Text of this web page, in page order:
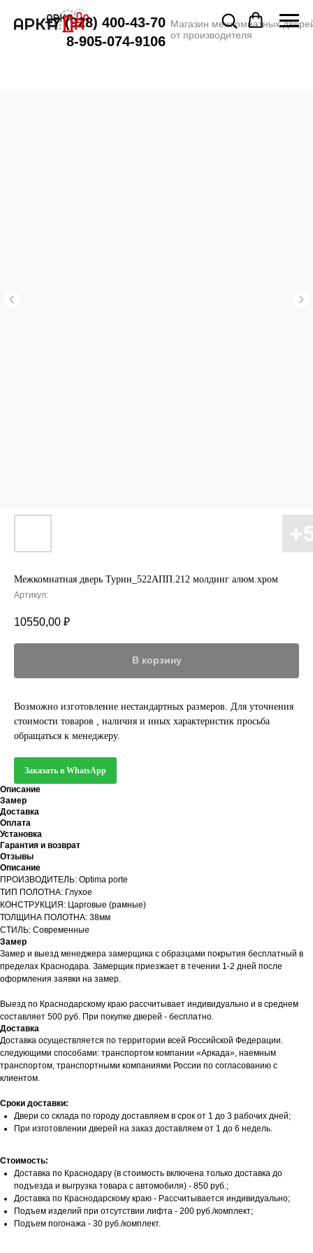
Магазин межкомнатных
от производителя
+7 (928) 400-43-70
8-905-074-9106
Межкомнатная дверь Турин_522AПП.212 молдинг алюм.хром
Артикул:
10550,00 ₽
В корзину
Возможно изготовление нестандартных размеров. Для уточнения
стоимости товаров , наличия и иных характеристик просьба
обращаться к менеджеру.
Заказать в WhatsApp
Описание
Замер
Доставка
Оплата
Установка
Гарантия и возврат
Отзывы
Описание
ПРОИЗВОДИТЕЛЬ: Optima porte
ТИП ПОЛОТНА: Глухое
КОНСТРУКЦИЯ: Царговые (рамные)
ТОЛЩИНА ПОЛОТНА: 38мм
СТИЛЬ: Современные
Замер
Замер и выезд менеджера замерщика с образцами покрытия бесплатный в
пределах Краснодара. Замерщик приезжает в течении 1-2 дней после
оформления заявки на замер.
Выезд по Краснодарскому краю рассчитывает индивидуально и в среднем
составляет 500 руб. При покупке дверей - бесплатно.
Доставка
Доставка осуществляется по территории всей Российской Федерации.
следующими способами: транспортом компании «Аркада», наемным
транспортом, транспортными компаниями России по согласованию с
клиентом.
Сроки доставки:
Двери со склада по городу доставляем в срок от 1 до 3 рабочих дней;
При изготовлении дверей на заказ доставляем от 1 до 6 недель.
Стоимость:
Доставка по Краснодару (в стоимость включена только доставка до
подъезда и выгрузка товара с автомобиля) - 850 руб.;
Доставка по Краснодарскому краю - Рассчитывается индивидуально;
Подъем изделий при отсутствии лифта - 200 руб./комплект;
Подъем погонажа - 30 руб./комплект.